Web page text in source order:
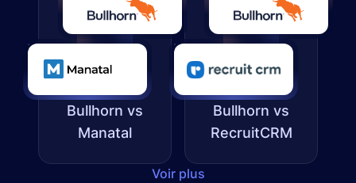
Bullhorn vs
Manatal
Bullhorn vs
RecruitCRM
Voir plus